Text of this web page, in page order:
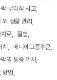
부러짐 사고
생활 관리
료
질병
치
메니에그증후군
염 통증 위치
방법